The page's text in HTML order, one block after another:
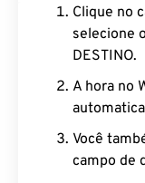
Clique no
selecione
DESTINO.
A hora no
Você
campo de